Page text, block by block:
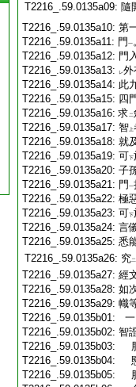
T2216_.59.0135a09: 隨
T2216_.59.0135a10: 第
T2216_.59.0135a11: 門 一
T2216_.59.0135a12: 門
T2216_.59.0135a13:
レ外
T2216_.59.0135a14: 此
T2216_.59.0135a15: 四
T2216_.59.0135a16:求 二
T2216_.59.0135a17: 智 上
T2216_.59.0135a18: 就
T2216_.59.0135a19: 可下
T2216_.59.0135a20: 子
T2216_.59.0135a21: 門 一
T2216_.59.0135a22: 極
T2216_.59.0135a23: 可下
T2216_.59.0135a24: 言
T2216_.59.0135a25: 悉
T2216_.59.0135a26: 究二
T2216_.59.0135a27: 經
T2216_.59.0135a28: 如
T2216_.59.0135a29: 幟
T2216_.59.0135b01:
T2216_.59.0135b02: 智
T2216_.59.0135b03:
T2216_.59.0135b04:
T2216_.59.0135b05: